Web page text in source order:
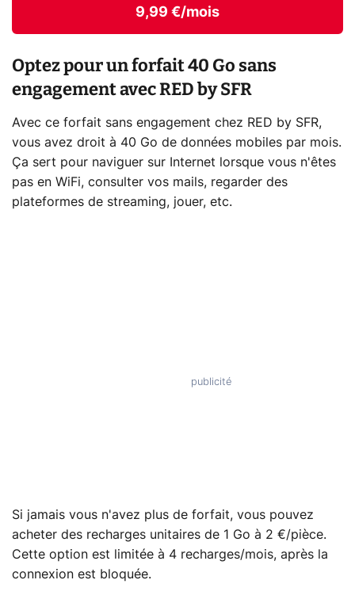
9,99 €/mois
Optez pour un forfait 40 Go sans
engagement avec RED by SFR
Avec ce forfait sans engagement chez RED by SFR,
vous avez droit à 40 Go de données mobiles par mois.
Ça sert pour naviguer sur Internet lorsque vous n'êtes
pas en WiFi, consulter vos mails, regarder des
plateformes de streaming, jouer, etc.
Si jamais vous n'avez plus de forfait, vous pouvez
acheter des recharges unitaires de 1 Go à 2 €/pièce.
Cette option est limitée à 4 recharges/mois, après la
connexion est bloquée.